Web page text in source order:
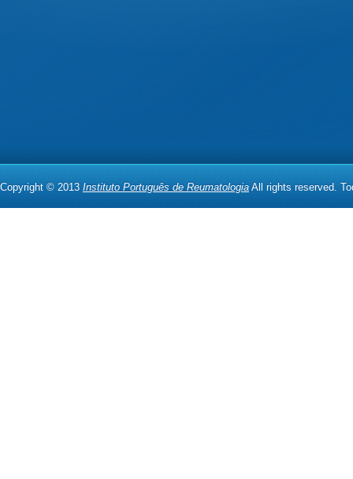
Copyright © 2013 Instituto Português de Reumatologia All rights reserved.